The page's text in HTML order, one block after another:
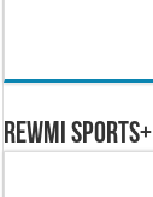
REWMI SPORTS+